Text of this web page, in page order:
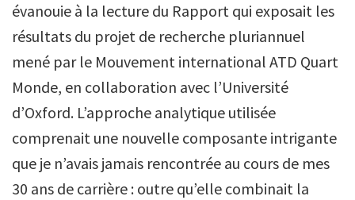
évanouie à la lecture du Rapport qui exposait les
résultats du projet de recherche pluriannuel
mené par le Mouvement international ATD Quart
Monde, en collaboration avec l’Université
d’Oxford. L’approche analytique utilisée
comprenait une nouvelle composante intrigante
que je n’avais jamais rencontrée au cours de mes
30 ans de carrière : outre qu’elle combinait la